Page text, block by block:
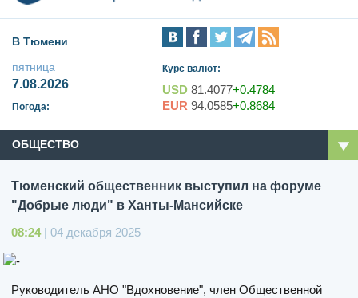
В Тюмени
пятница
7.08.2026
Погода:
Курс валют:
USD 81.4077+0.4784
EUR 94.0585+0.8684
ОБЩЕСТВО
Тюменский общественник выступил на форуме
"Добрые люди" в Ханты-Мансийске
08:24| 04 декабря 2025
Руководитель АНО "Вдохновение", член Общественной